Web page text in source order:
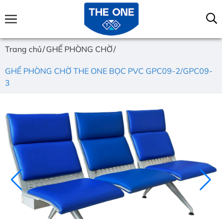
Trang chủ GHẾ PHÒNG CHỜ
GHẾ PHÒNG CHỜ THE ONE BỌC PVC GPC09-2/GPC09-
3